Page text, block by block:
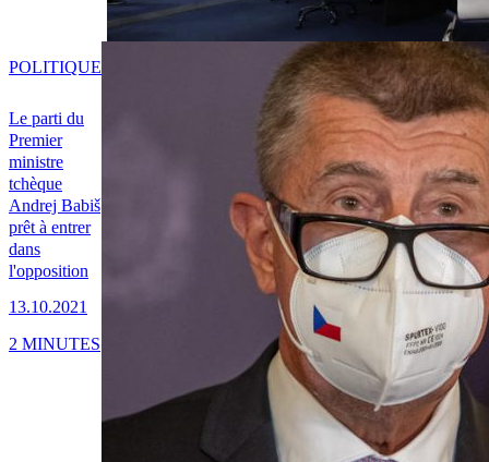
Le parti du
Premier
ministre
tchèque
Andrej Babiš
prêt à entrer
dans
l'opposition
13.10.2021
POLITIQUE
2 MINUTES